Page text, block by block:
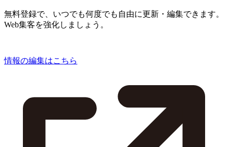
無料登録で、いつでも何度でも自由に更新・編集できます。
Web集客を強化しましょう。
情報の編集はこちら